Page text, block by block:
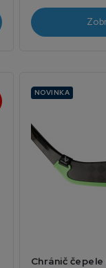
NOVINKA
Chránič